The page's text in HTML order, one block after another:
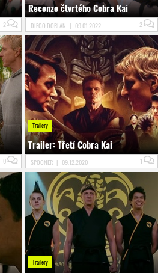
2
Recenze čtvrtého Cobra Kai
DIEGO.DORLAN | 09.01.2022 2
0
Trailery
Trailer: Třetí Cobra Kai
SPOONER | 09.12.2020 1
Trailery